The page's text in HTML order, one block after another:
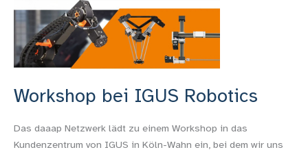
Workshop bei IGUS Robotics
Das daaap Netzwerk lädt zu einem Workshop in das
Kundenzentrum von IGUS in Köln-Wahn ein, bei dem wir uns
IGUS
Robotics